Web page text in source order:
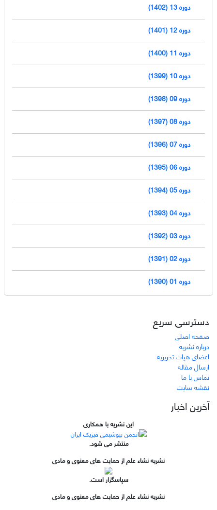
دوره 13 (1402)
دوره 12 (1401)
دوره 11 (1400)
دوره 10 (1399)
دوره 09 (1398)
دوره 08 (1397)
دوره 07 (1396)
دوره 06 (1395)
دوره 05 (1394)
دوره 04 (1393)
دوره 03 (1392)
دوره 02 (1391)
دوره 01 (1390)
دسترسی سریع
صفحه اصلی
درباره نشریه
اعضای هیات تحریریه
ارسال مقاله
تماس با ما
نقشه سایت
آخرین اخبار
این نشریه با همکاری
منتشر می شود.
نشریه نشاء علم از حمایت های معنوی و مادی
سپاسگزار است.
نشریه نشاء علم از حمایت های معنوی و مادی